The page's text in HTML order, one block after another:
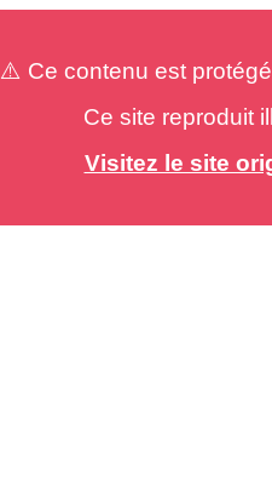
⚠️ Ce contenu est
Ce site reproduit
Visitez le site